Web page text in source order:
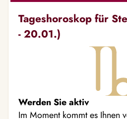
Tageshoroskop für
- 20.01.)
Werden Sie aktiv
Im Moment kommt es Ihnen